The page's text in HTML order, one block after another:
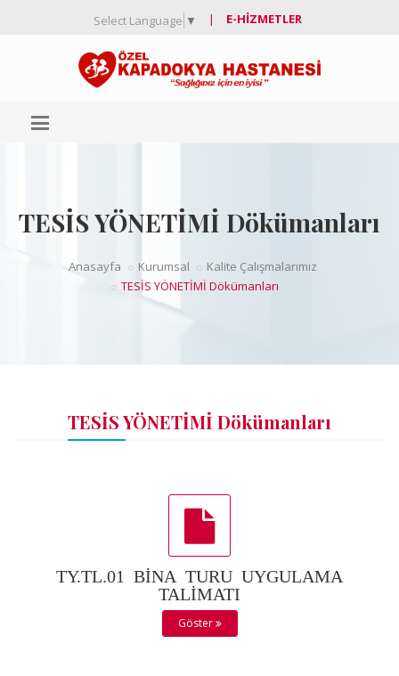
Select Language ▼ | E-HIZMETLER
TESİS YÖNETİMİ Dökümanları
Anasayfa Kurumsal
Kalite Çalışmalarımız
TESİS YÖNETİMİ Dökümanları
TESİS YÖNETİMİ Dökümanları
TY.TL.01 BİNA TURU UYGULAMA
TALİMATI
Göster